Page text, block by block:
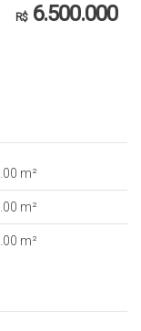
R$6.500.000
.00 m²
.00 m²
.00 m²